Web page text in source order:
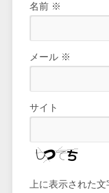
名前 ※
メール ※
サイト
上に表示された文